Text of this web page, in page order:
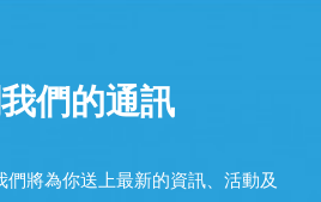
們的通訊
將為你送上最新的資訊、活動及